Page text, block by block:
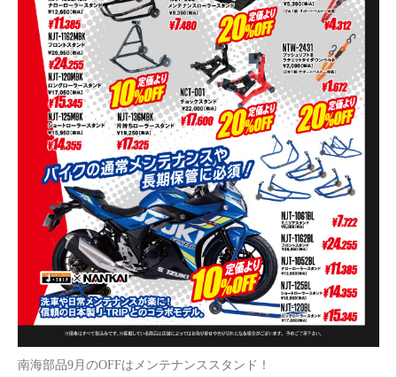
南海部品9月のOFFはメンテナンススタンド！